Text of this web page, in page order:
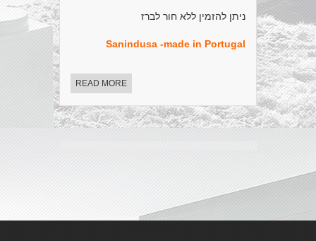
ניתן להזמין ללא חור לברז
Sanindusa -made in Portugal
READ MORE